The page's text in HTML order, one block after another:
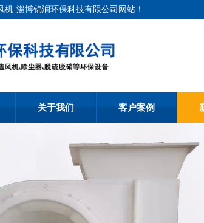
-淄博锦润环保科技有限公司网站！
关于我们 客户案例